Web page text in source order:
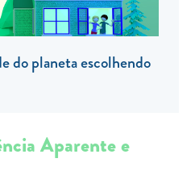
do planeta escolhendo
Aparente e